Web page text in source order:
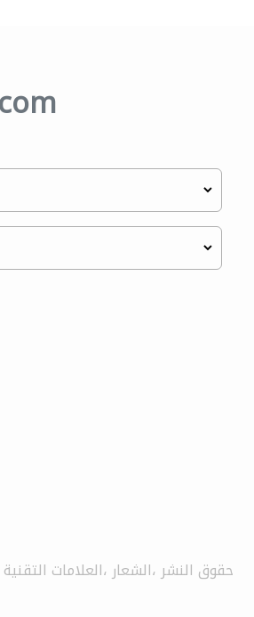
حقوق النشر ،الشعار ،العلامات